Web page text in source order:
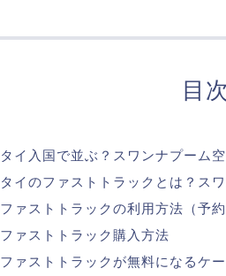
目次
タイ入国で並ぶ？スワンナプーム
タイのファストトラックとは？ス
ファストトラックの利用方法（予約
ファストトラック購入方法
ファストトラックが無料になるケ